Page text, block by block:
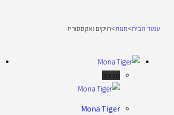
עמוד הבית>חנות>תיקים ואקססוריז
מבצע!
Mona Tiger